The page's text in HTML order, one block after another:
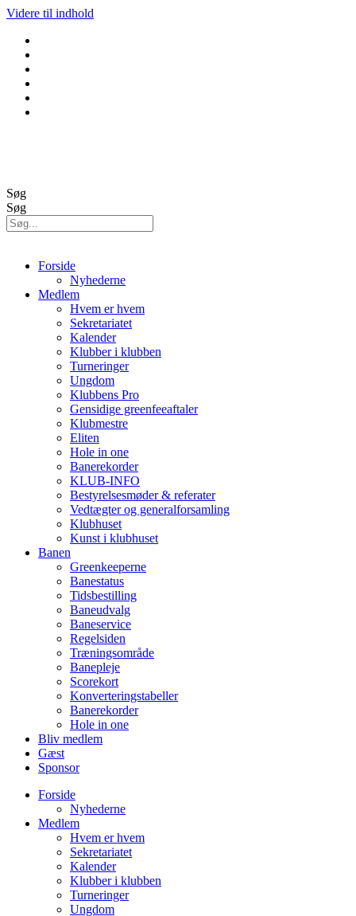
Videre til indhold
Søg
Søg
Forside
Nyhederne
Medlem
Hvem er hvem
Sekretariatet
Kalender
Klubber i klubben
Turneringer
Ungdom
Klubbens Pro
Gensidige greenfeeaftaler
Klubmestre
Eliten
Hole in one
Banerekorder
KLUB-INFO
Bestyrelsesmøder & referater
Vedtægter og generalforsamling
Klubhuset
Kunst i klubhuset
Banen
Greenkeeperne
Banestatus
Tidsbestilling
Baneudvalg
Baneservice
Regelsiden
Træningsområde
Banepleje
Scorekort
Konverteringstabeller
Banerekorder
Hole in one
Bliv medlem
Gæst
Sponsor
Forside
Nyhederne
Medlem
Hvem er hvem
Sekretariatet
Kalender
Klubber i klubben
Turneringer
Ungdom